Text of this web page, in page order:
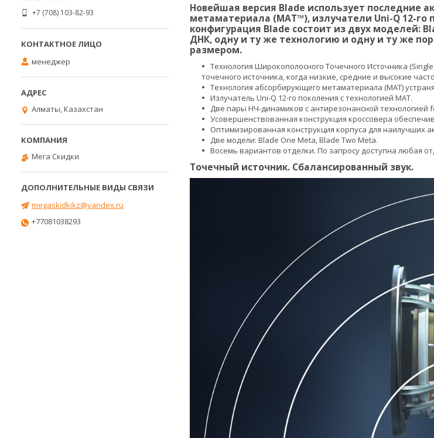
Новейшая версия Blade использует последние
метаматериала (MAT™), излучатели Uni-Q 12-
конфигурация Blade состоит из двух моделей:
ДНК, одну и ту же технологию и одну и ту же
размером.
Технология Широкополосного Точечного Источника
точечного источника, когда низкие, средние и высокие
Технология абсорбирующего метаматериала (MAT)
Излучатель Uni-Q 12-го поколения с технологией MAT.
Две пары НЧ-динамиков с антирезонансной технологией
Усовершенствованная конструкция кроссовера
Оптимизированная конструкция корпуса для наилучших
Две модели: Blade One Meta, Blade Two Meta.
Восемь вариантов отделки. По запросу доступна любая
Точечный источник. Сбалансированный звук.
+7 (708) 103-82-93
менеджер
Алматы, Казахстан
Мега Скидки
megaskidkikz@yandex.ru
+77081038293